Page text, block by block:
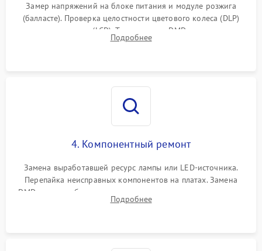
Замер напряжений на блоке питания и модуле розжига
(балласте). Проверка целостности цветового колеса (DLP)
или поляризаторов (LCD). Тестирование DMD-чипа, датчиков
температуры и оптопар с помощью мультиметра и
Подробнее
4. Компонентный ремонт
Замена выработавшей ресурс лампы или LED-источника.
Перепайка неисправных компонентов на платах. Замена
DMD-чипа при битых пикселях, установка нового цветового
колеса или восстановление сгоревших поляризационных
Подробнее